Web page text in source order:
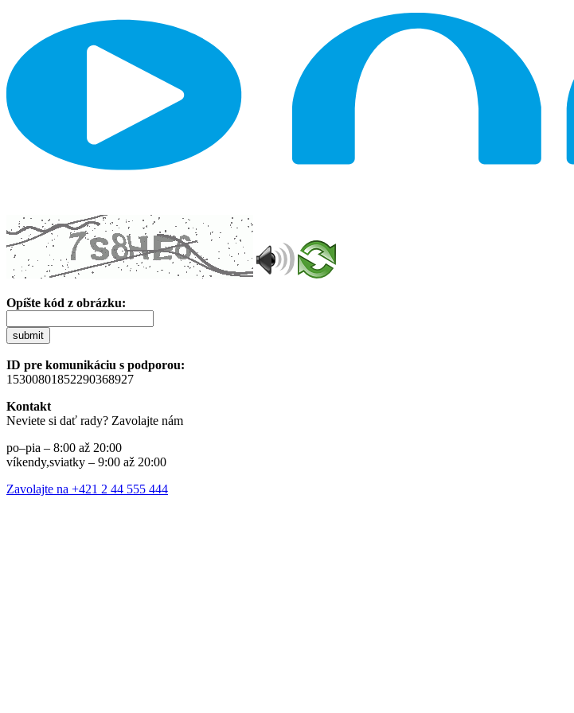
Opíšte kód z obrázku:
submit
ID pre komunikáciu s podporou:
15300801852290368927
Kontakt
Neviete si dať rady? Zavolajte nám
po–pia – 8:00 až 20:00
víkendy,sviatky – 9:00 až 20:00
Zavolajte na +421 2 44 555 444